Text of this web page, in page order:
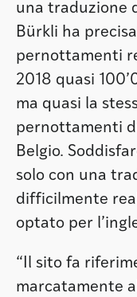
una traduzione
Bürkli ha
pernottamenti
2018 quasi
ma quasi la
pernottamenti
Belgio.
solo con una
difficilmente
optato per
“Il sito fa
marcatamente